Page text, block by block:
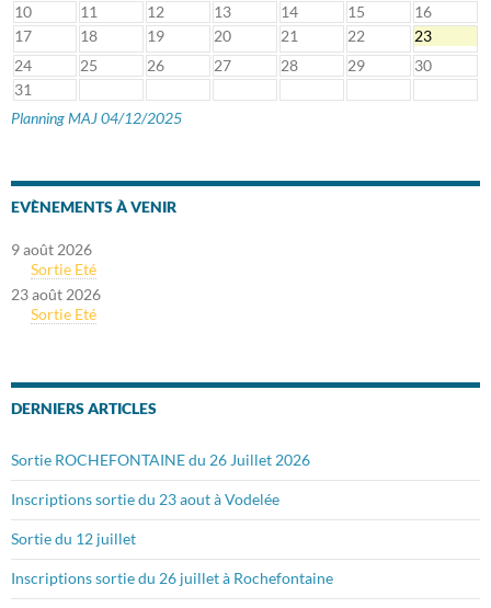
10
11 12 13 14 15
16
17
18 19 20 21 22
23
24
25 26 27 28 29
30
31
Planning MAJ 04/12/2025
EVÈNEMENTS À VENIR
9 août 2026
Sortie Eté
23 août 2026
Sortie Eté
DERNIERS ARTICLES
Sortie ROCHEFONTAINE du 26 Juillet 2026
Inscriptions sortie du 23 aout à Vodelée
Sortie du 12 juillet
Inscriptions sortie du 26 juillet à Rochefontaine